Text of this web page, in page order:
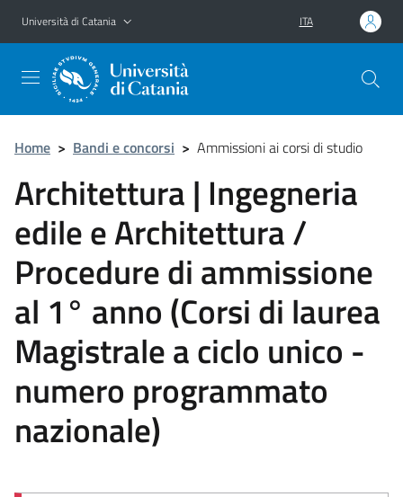
Vai al contenuto principale
Vai al menu di navigazione
Università di Catania ITA
Home > Bandi e concorsi > Ammissioni ai corsi di studio
Architettura | Ingegneria
edile e Architettura /
Procedure di ammissione
al 1° anno (Corsi di laurea
Magistrale a ciclo unico -
numero programmato
nazionale)